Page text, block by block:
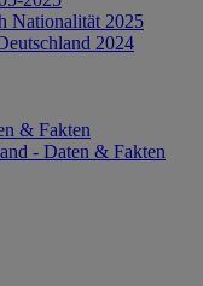
Nationalität 2025
2024
& Fakten
- Daten & Fakten